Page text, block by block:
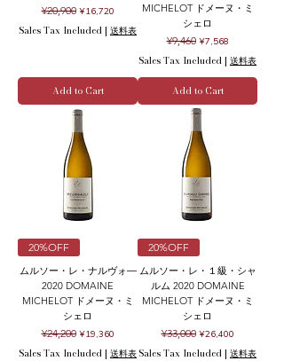
Regular Price
¥20,900 Sale Price
¥16,720
Sales Tax Included | 送料表
Add to Cart
MICHELOT ドメーヌ・ミ
シェロ
Regular Price
¥9,460 Sale Price
¥7,568
Sales Tax Included | 送料表
Add to Cart
20%OFF
ムルソー・レ・ナルヴォ―
2020 DOMAINE
MICHELOT ドメーヌ・ミ
シェロ
Regular Price
¥24,200 Sale Price
¥19,360
Sales Tax Included | 送料表
20%OFF
ムルソー・レ・１級・シャ
ルム 2020 DOMAINE
MICHELOT ドメーヌ・ミ
シェロ
Regular Price
¥33,000 Sale Price
¥26,400
Sales Tax Included | 送料表